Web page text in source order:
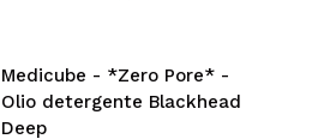
Medicube - *Zero Pore* -
Olio detergente Blackhead
Deep